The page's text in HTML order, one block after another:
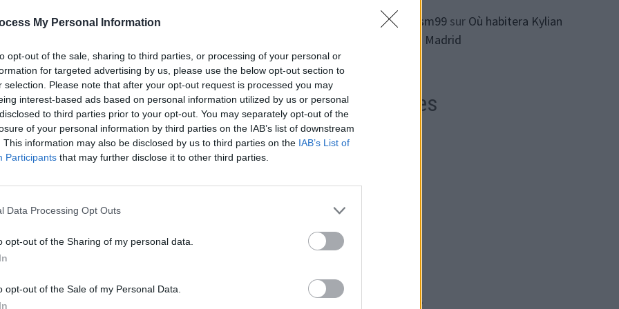
My Personal Information
opt-out of the sale, sharing to third parties, or processing of your personal or
for targeted advertising by us, please use the below opt-out section to
selection. Please note that after your opt-out request is processed you may
interest-based ads based on personal information utilized by us or personal
to third parties prior to your opt-out. You may separately opt-out of the
of your personal information by third parties on the IAB’s list of downstream
This information may also be disclosed by us to third parties on the IAB’s List of
Participants that may further disclose it to other third parties.
Data Processing Opt Outs
opt-out of the Sharing of my personal data.
opt-out of the Sale of my Personal Data.
à de nombreux critères recherchés dans un intérieur : il est
plusieurs décennies. La méconnaissance provient surtout
appelé à tort ‘lino’. Cette distinction est essentielle.
: deux univers différents
souple en rouleau, mais en réalité, le linoléum est un
issu de l’industrie pétrochimique. En revanche, le linoléum
végétaux et minéraux naturels, comme l’huile de lin, la
98 % chez le principal fabricant.
to Cradle Silver. En termes de composition, il s’inscrit
côtés du liège ou du bois certifié. Contrairement au PVC, qui
linoléum repose sur des composants renouvelables et
ทางเข้า lsm99sur Où habitera Kylian
Mbappe à Madrid
Archives
février 2026